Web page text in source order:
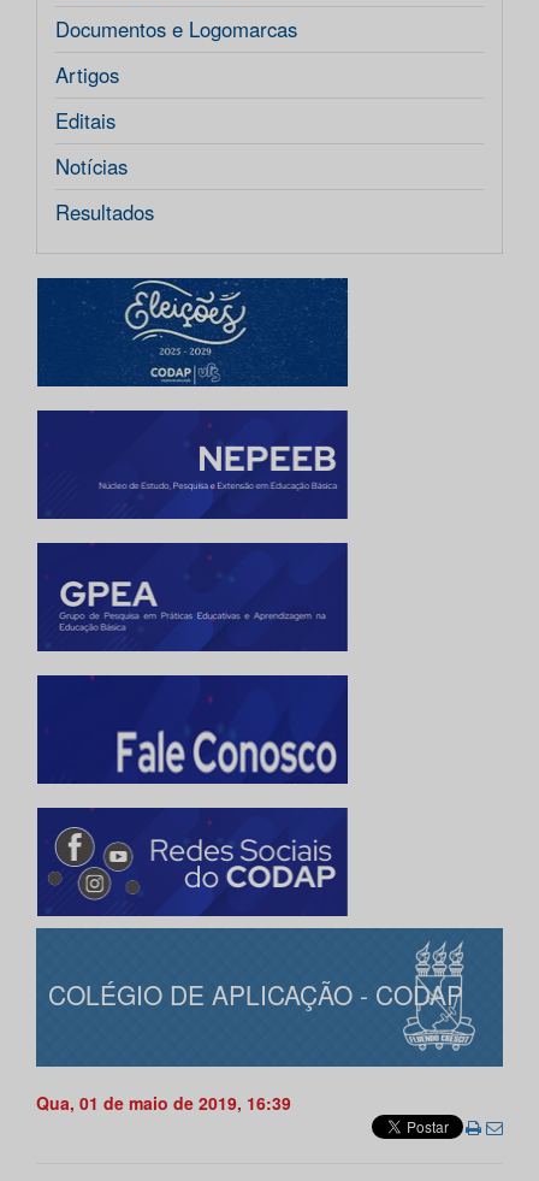
Documentos e Logomarcas
Artigos
Editais
Notícias
Resultados
COLÉGIO DE APLICAÇÃO - CODAP
Qua, 01 de maio de 2019, 16:39